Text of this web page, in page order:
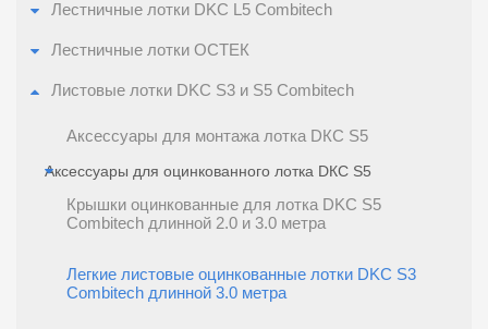
Лестничные лотки DKC L5 Combitech
Лестничные лотки ОСТЕК
Листовые лотки DKC S3 и S5 Combitech
Аксессуары для монтажа лотка DКС S5
Аксессуары для оцинкованного лотка DКС S5
Крышки оцинкованные для лотка DKC S5
Combitech длинной 2.0 и 3.0 метра
Легкие листовые оцинкованные лотки DKC S3
Combitech длинной 3.0 метра